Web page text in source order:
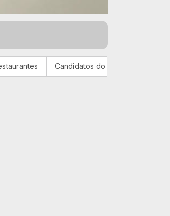
Candidatos do Encceja 2026 podem